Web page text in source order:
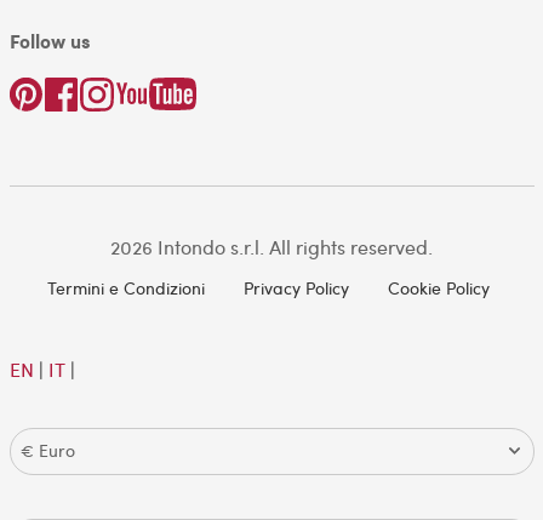
Follow us
2026 Intondo s.r.l. All rights reserved.
Termini e Condizioni Privacy Policy Cookie Policy
EN | IT|